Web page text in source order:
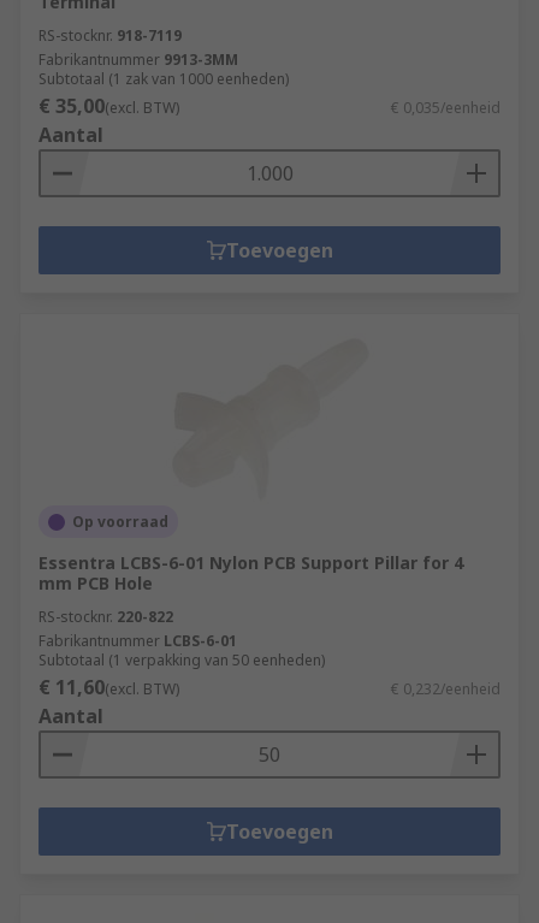
RS-stocknr. 918-7119
Fabrikantnummer 9913-3MM
Subtotaal (1 zak van 1000 eenheden)
€ 35,00(excl. BTW) € 0,035/eenheid
Aantal
Toevoegen
Op voorraad
Essentra LCBS-6-01 Nylon PCB Support Pillar for 4
mm PCB Hole
RS-stocknr. 220-822
Fabrikantnummer LCBS-6-01
Subtotaal (1 verpakking van 50 eenheden)
€ 11,60(excl. BTW) € 0,232/eenheid
Aantal
Toevoegen